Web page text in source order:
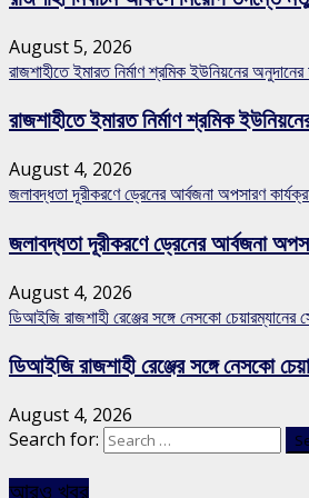
August 5, 2026
রাজশাহীতে ইমারত নির্মাণ শ্রমিক ইউনিয়নের
রাজশাহীতে ইমারত নির্মাণ শ্রমিক
August 4, 2026
জলাবদ্ধতা দূরীকরণে ড্রেনের আর্বজনা অপসারণ
জলাবদ্ধতা দূরীকরণে ড্রেনের আর্বজনা
August 4, 2026
ডিআইজি রাজশাহী রেঞ্জের সঙ্গে নেসকো চেয়ারম্যানের
ডিআইজি রাজশাহী রেঞ্জের সঙ্গে নেসকো
August 4, 2026
Search for:
আরও খবর